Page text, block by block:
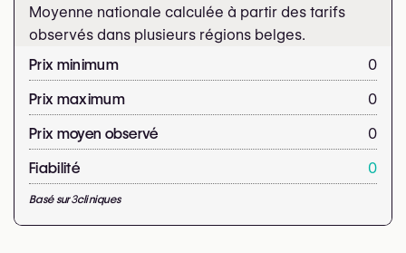
Moyenne nationale calculée à partir des tarifs
observés dans plusieurs régions belges.
Prix minimum
0
Prix maximum
0
Prix moyen observé
0
Fiabilité
0
Basé sur3cliniques